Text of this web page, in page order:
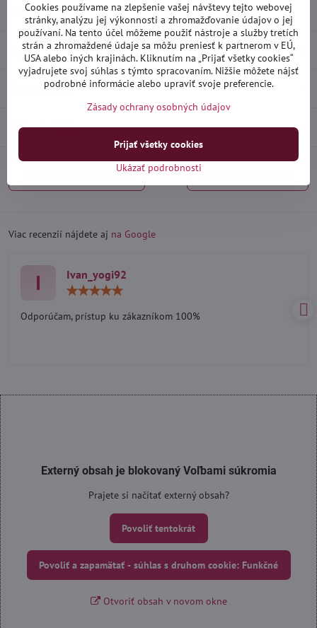
Výrobca:Heko
Popis
Recenzie 0
Diskusia 0
Viac recenzií nájdete aj na Google
I Ivan_yogi92
5
Odporúčam, prístup ku zákazníkom 100%
Externý obsah je blokovaný Voľbami súkromia
Prajete si načítať externý obsah?
Povoliť tentokrát
Povoliť a zapamätať - súhlas s druhom cookie: Funkčné
Otvoriť obsah v novom okne
Cookies používame na zlepšenie vašej návštevy tejto webovej
stránky, analýzu jej výkonnosti a zhromažďovanie údajov o jej
používaní. Na tento účel môžeme použiť nástroje a služby tretích
strán a zhromaždené údaje sa môžu preniesť k partnerom v EÚ,
USA alebo iných krajinách. Kliknutím na „Prijať všetky cookies“
vyjadrujete svoj súhlas s týmto spracovaním. Nižšie môžete nájsť
podrobné informácie alebo upraviť svoje preferencie.
Zásady ochrany osobných údajov
Ukázať podrobnosti
Prijať všetky cookies